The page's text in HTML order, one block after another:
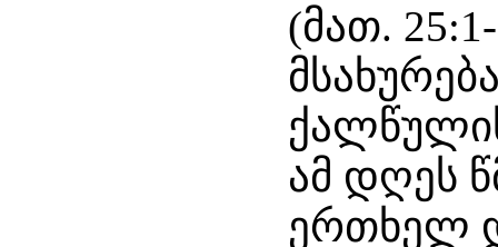
(მათ.
ამ დღეს
ერთხელ